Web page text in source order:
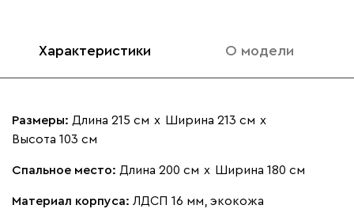
Характеристики О модели
Размеры: Длина 215 см х Ширина 213 см х
Высота 103 см
Спальное место: Длина 200 см х Ширина 180 см
Материал корпуса: ЛДСП 16 мм, экокожа